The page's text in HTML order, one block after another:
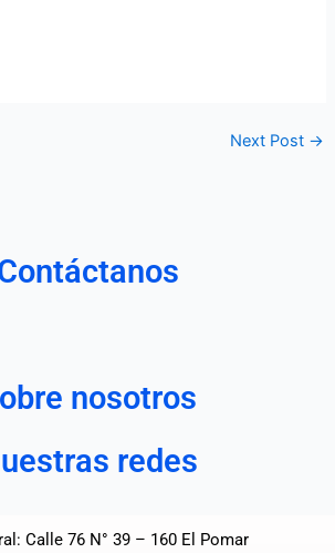
Next Post →
nosotros
redes
Calle 76 N° 39 – 160 El Pomar